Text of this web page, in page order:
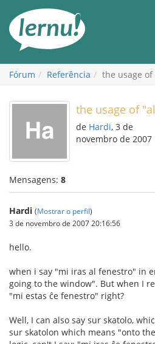
conteúdo
Fórum Referência the usage of
the usage of
de Hardi, 3 de
novembro de 2007
Mensagens: 8
Hardi (Mostrar o perfil)
3 de novembro de 2007 20:16:56
hello.
when i say "mi iras al fenestro" in
going to the window". But when I
"mi estas ĉe fenestro" right?
Well, I can also say sur skatolo,
sur skatolon which means "onto